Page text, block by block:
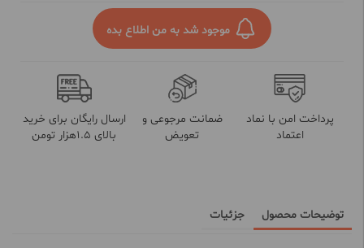
موجود شد به من اطلاع بده
پرداخت امن با نماد
اعتماد
ضمانت مرجوعی و
تعویض
ارسال رایگان برای خرید
بالای 1.5هزار تومن
توضیحات محصول جزئیات